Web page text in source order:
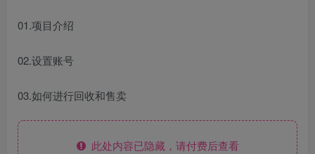
01.项目介绍
02.设置账号
03.如何进行回收和售卖
此处内容已隐藏，请付费后查看